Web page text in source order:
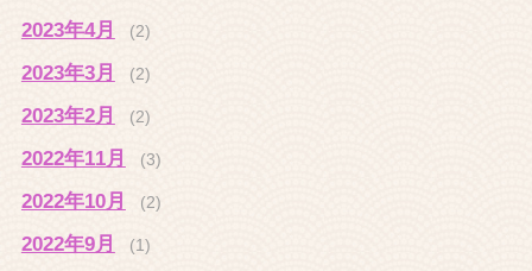
2023年4月 (2)
2023年3月 (2)
2023年2月 (2)
2022年11月 (3)
2022年10月 (2)
2022年9月 (1)